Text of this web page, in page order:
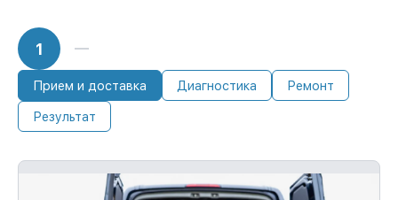
1
Прием и доставка Диагностика Ремонт
Результат